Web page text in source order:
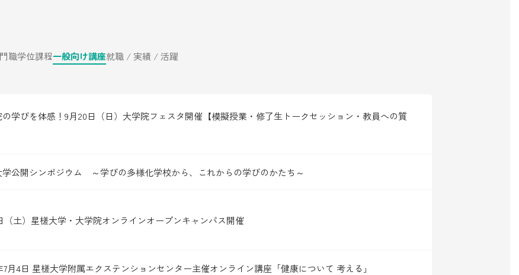
職学位課程一般向け講座就職 / 実績 / 活躍
の学びを体感！9月20日（日）大学院フェスタ開催【模擬授業・修了生トークセッション・教員への質
学公開シンポジウム ～学びの多様化学校から、これからの学びのかたち～
（土）星槎大学・大学院オンラインオープンキャンパス開催
7月4日 星槎大学附属エクステンションセンター主催オンライン講座「健康について 考える」